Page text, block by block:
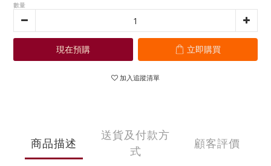
數量
現在預購 立即購買
加入追蹤清單
商品描述
送貨及付款方
式
顧客評價